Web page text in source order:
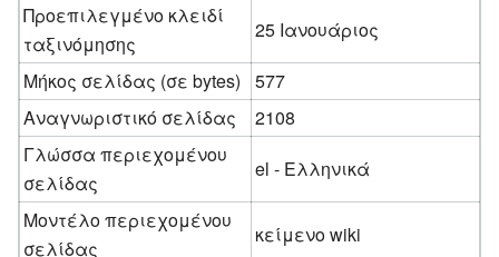
Προεπιλεγμένο κλειδί
ταξινόμησης
25 Ιανουάριος
Μήκος σελίδας (σε bytes)
577
Αναγνωριστικό σελίδας
2108
Γλώσσα περιεχομένου
σελίδας
el - Ελληνικά
Μοντέλο περιεχομένου
σελίδας
κείμενο wiki